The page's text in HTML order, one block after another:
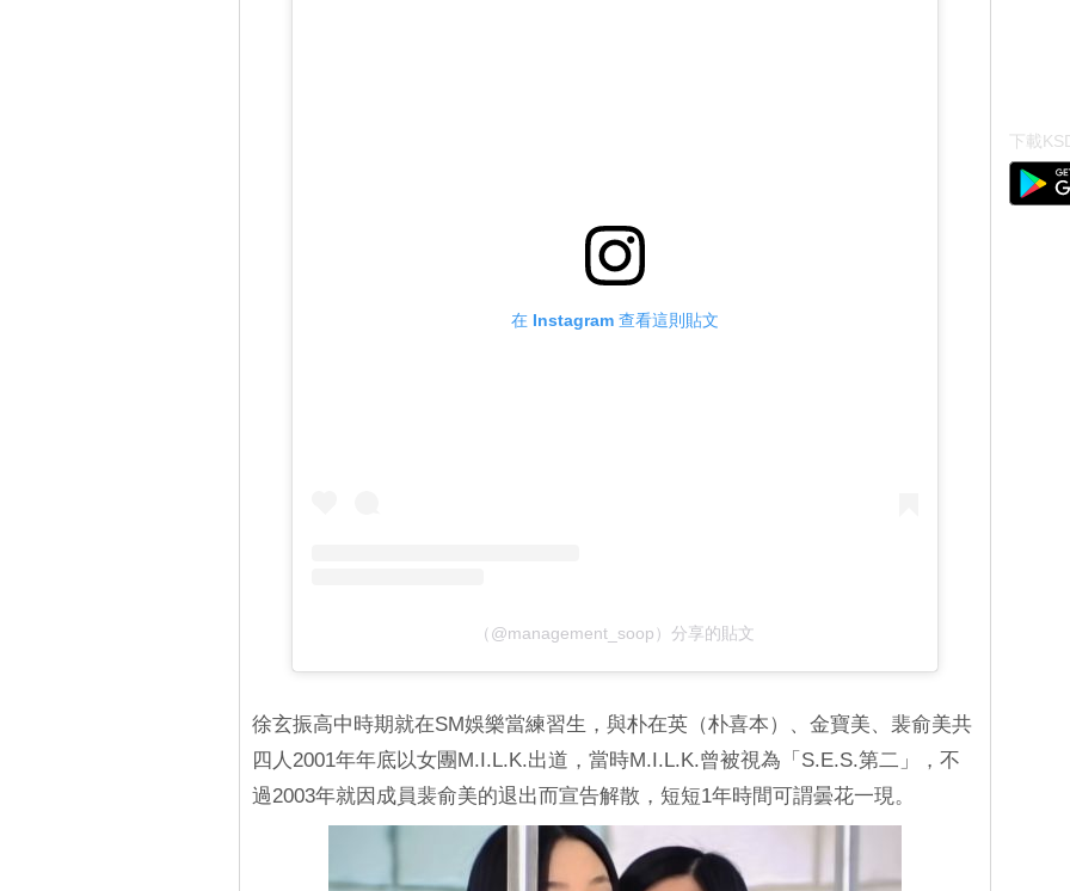
在 Instagram 查看這則貼文
（@management_soop）分享的貼文
徐玄振高中時期就在SM娛樂當練習生，與朴在英（朴喜本）、金寶美、裴俞美共
四人2001年年底以女團M.I.L.K.出道，當時M.I.L.K.曾被視為「S.E.S.第二」，不
過2003年就因成員裴俞美的退出而宣告解散，短短1年時間可謂曇花一現。
下載